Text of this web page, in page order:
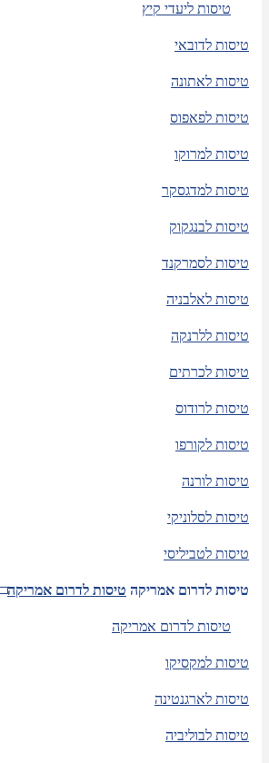
טיסות ליעדי קיץ
טיסות לדובאי
טיסות לאתונה
טיסות לפאפוס
טיסות למרוקו
טיסות למדגסקר
טיסות לבנגקוק
טיסות לסמרקנד
טיסות לאלבניה
טיסות ללרנקה
טיסות לכרתים
טיסות לרודוס
טיסות לקורפו
טיסות לורנה
טיסות לסלוניקי
טיסות לטביליסי
טיסות לדרום אמריקה טיסות לדרום אמריקה
טיסות לדרום אמריקה
טיסות למקסיקו
טיסות לארגנטינה
טיסות לבוליביה